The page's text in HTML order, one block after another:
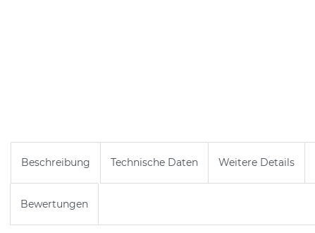
Beschreibung Technische Daten Weitere Details
Bewertungen